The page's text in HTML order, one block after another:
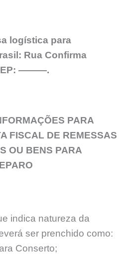
logística para
Rua Confirma
———.
PARA
FISCAL DE REMESSAS
OU BENS PARA
indica natureza da
ser prenchido como:
Conserto;